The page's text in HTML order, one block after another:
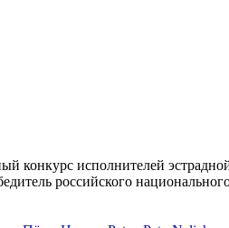
конкурс исполнителей
российского